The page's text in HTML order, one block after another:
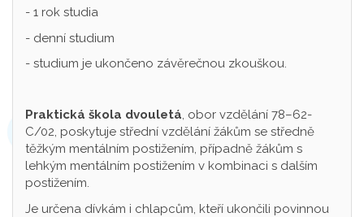
- 1 rok studia
- denní studium
- studium je ukončeno závěrečnou zkouškou.
Praktická škola dvouletá, obor vzdělání 78–62-
C/02, poskytuje střední vzdělání žákům se středně
těžkým mentálním postižením, případně žákům s
lehkým mentálním postižením v kombinaci s dalším
postižením.
Je určena dívkám i chlapcům, kteří ukončili povinnou